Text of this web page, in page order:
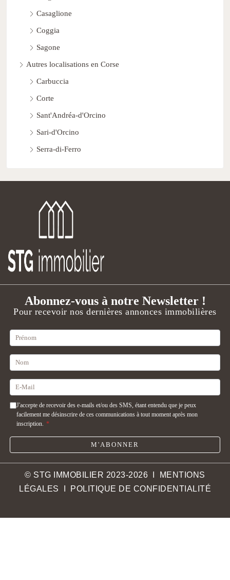
Casaglione
Coggia
Sagone
Autres localisations en Corse
Carbuccia
Corte
Sant'Andréa-d'Orcino
Sari-d'Orcino
Serra-di-Ferro
Abonnez-vous à notre Newsletter !
Pour recevoir nos dernières annonces immobilières
J'accepte de recevoir des e-mails et/ou des SMS, étant entendu que je peux
facilement me désinscrire de ces communications à tout moment après mon
inscription. *
M'ABONNER
© STG IMMOBILIER 2023-2026 I
MENTIONS
LÉGALES
POLITIQUE DE CONFIDENTIALITÉ